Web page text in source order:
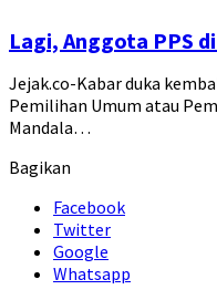
Lagi, Anggota PPS
Jejak.co-Kabar duka
Pemilihan Umum atau
Mandala…
Bagikan
Facebook
Twitter
Google
Whatsapp